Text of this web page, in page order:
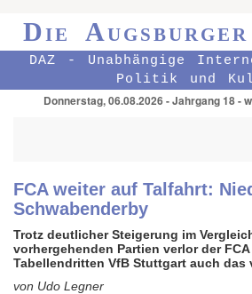
Die
DAZ - Unabhängige
Politik und
Donnerstag, 06.08.2026 - Jahrgang 18 -
FCA weiter auf Talfahrt:
Schwabenderby
Trotz deutlicher Steigerung im
vorhergehenden Partien verlor der
Tabellendritten VfB Stuttgart auch das
von Udo Legner